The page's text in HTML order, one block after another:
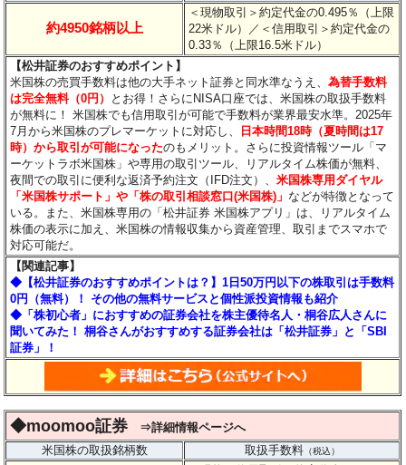
約4950銘柄以上
＜現物取引＞約定代金の0.495％（上限
22米ドル）
／＜信用取引＞約定代金の
0.33％（上限16.5米ドル）
【松井証券のおすすめポイント】
米国株の売買手数料は他の大手ネット証券と同水準なうえ、為替手数料
は完全無料（0円）
とお得！さらにNISA口座では、米国株の取扱手数料
が無料に！ 米国株でも信用取引が可能で手数料が業界最安水準。2025年
7月から米国株のプレマーケットに対応し、
日本時間18時（夏時間は17
時）から取引が可能になったのもメリット。さらに投資情報ツール「マ
ーケットラボ米国株」や専用の取引ツール、リアルタイム株価が無料、
夜間での取引に便利な返済予約注文（IFD注文）、米国株専用ダイヤル
「米国株サポート」や「株の取引相談窓口(米国株)」 などが特徴となって
いる。また、米国株専用の「松井証券 米国株アプリ」は、リアルタイム
株価の表示に加え、米国株の情報収集から資産管理、取引までスマホで
対応可能だ。
【関連記事】
◆【松井証券のおすすめポイントは？】1日50万円以下の株取引は手数料
0円（無料）！ その他の無料サービスと個性派投資情報も紹介
◆「株初心者」におすすめの証券会社を株主優待名人・桐谷広人さんに
聞いてみた！ 桐谷さんがおすすめする証券会社は「松井証券」と「SBI
証券」！
◆moomoo証券
⇒詳細情報ページへ
米国株の取扱銘柄数
取扱手数料（税込）